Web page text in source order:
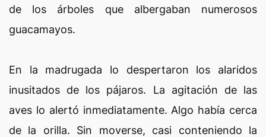
de los árboles que albergaban numerosos
guacamayos.
En la madrugada lo despertaron los alaridos
inusitados de los pájaros. La agitación de las
aves lo alertó inmediatamente. Algo había cerca
de la orilla. Sin moverse, casi conteniendo la